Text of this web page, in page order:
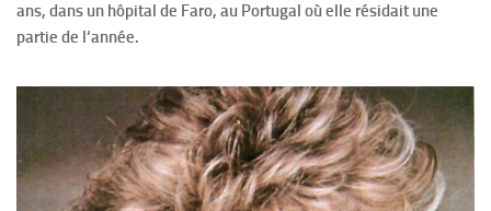
ans, dans un hôpital de Faro, au Portugal où elle résidait une
partie de l‘année.